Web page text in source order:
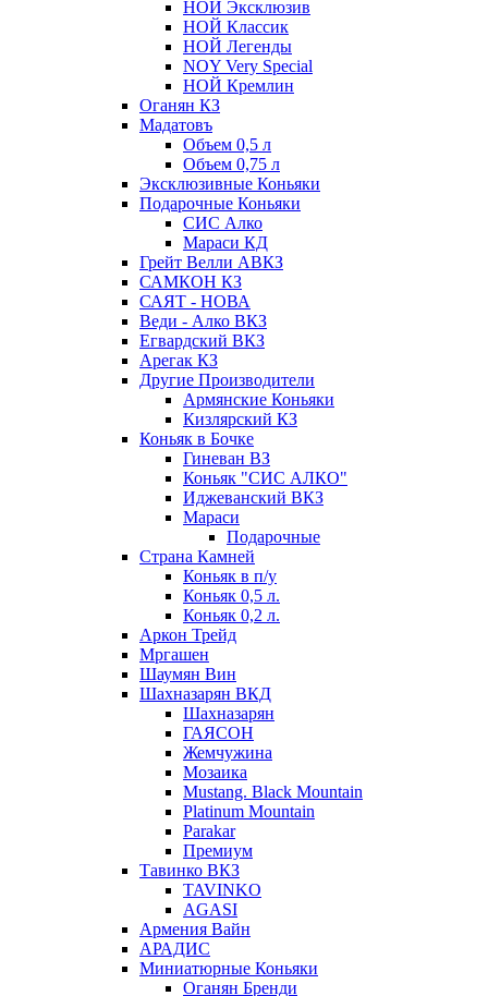
НОЙ Эксклюзив
НОЙ Классик
НОЙ Легенды
NOY Very Speсial
НОЙ Кремлин
Оганян КЗ
Мадатовъ
Объем 0,5 л
Объем 0,75 л
Эксклюзивные Коньяки
Подарочные Коньяки
СИС Алко
Мараси КД
Грейт Велли АВКЗ
САМКОН КЗ
САЯТ - НОВА
Веди - Алко ВКЗ
Егвардский ВКЗ
Арегак КЗ
Другие Производители
Армянские Коньяки
Кизлярский КЗ
Коньяк в Бочке
Гиневан ВЗ
Коньяк "СИС АЛКО"
Иджеванский ВКЗ
Мараси
Подарочные
Страна Камней
Коньяк в п/у
Коньяк 0,5 л.
Коньяк 0,2 л.
Аркон Трейд
Мргашен
Шаумян Вин
Шахназарян ВКД
Шахназарян
ГАЯСОН
Жемчужина
Мозаика
Mustang. Black Mountain
Platinum Mountain
Parakar
Премиум
Тавинко ВКЗ
TAVINKO
AGASI
Армения Вайн
АРАДИС
Миниатюрные Коньяки
Оганян Бренди